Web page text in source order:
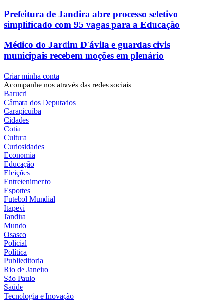
Prefeitura de Jandira abre processo seletivo
simplificado com 95 vagas para a Educação
Médico do Jardim D'ávila e guardas civis
municipais recebem moções em plenário
Criar minha conta
Acompanhe-nos através das redes sociais
Barueri
Câmara dos Deputados
Carapicuíba
Cidades
Cotia
Cultura
Curiosidades
Economia
Educação
Eleições
Entretenimento
Esportes
Futebol Mundial
Itapevi
Jandira
Mundo
Osasco
Policial
Política
Publieditorial
Rio de Janeiro
São Paulo
Saúde
Tecnologia e Inovação